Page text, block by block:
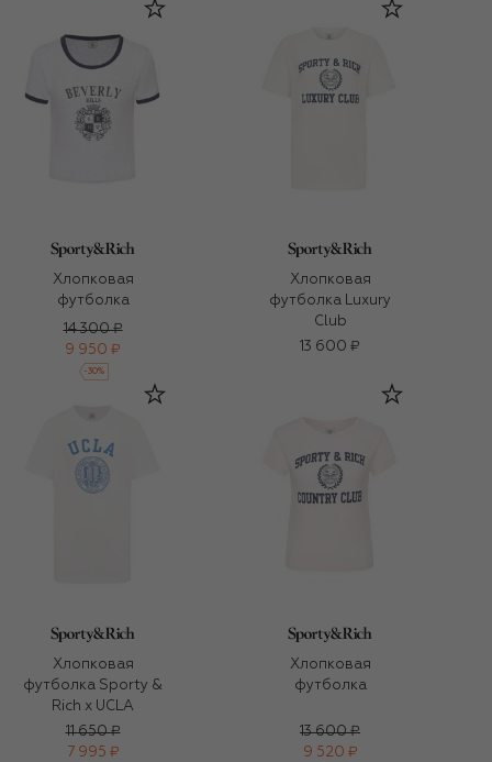
Хлопковая
футболка
14 300 ₽
9 950 ₽
-30%
Хлопковая
футболка Luxury
Club
13 600 ₽
Хлопковая
футболка Sporty &
Rich x UCLA
11 650 ₽
7 995 ₽
Хлопковая
футболка
13 600 ₽
9 520 ₽